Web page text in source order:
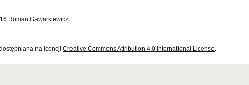
Roman Gawarkiewicz
na lcencji Creative Commons Attribution 4.0 International License.